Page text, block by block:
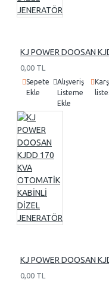
KJ POWER DOOSAN
0,00 TL
Sepete
Ekle
Alışveriş
Listeme
Ekle
KJ POWER DOOSAN
0,00 TL